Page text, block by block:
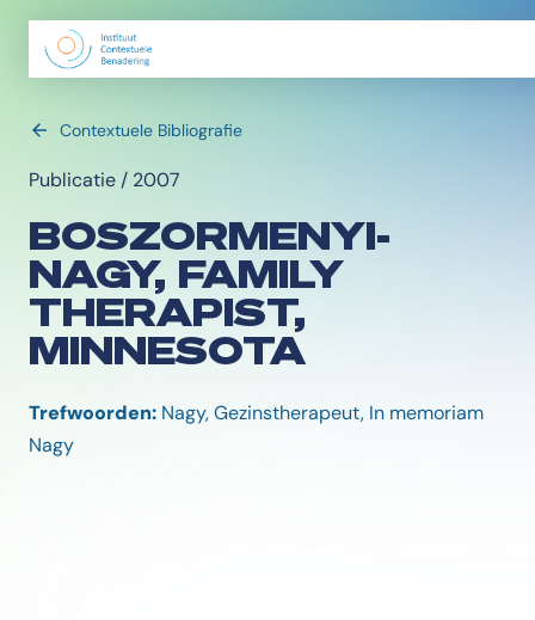
Contextuele Bibliografie
Publicatie / 2007
BOSZORMENYI-
NAGY, FAMILY
THERAPIST,
MINNESOTA
Trefwoorden: Nagy, Gezinstherapeut, In memoriam
Nagy